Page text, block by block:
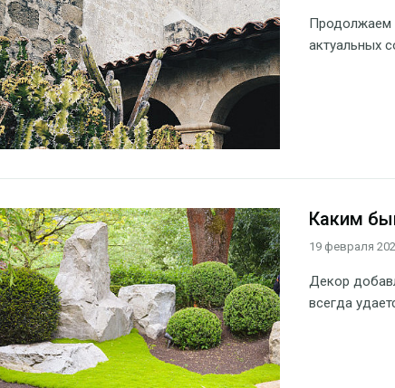
Продолжаем
актуальных
Каким
19 февраля
Декор
всегда